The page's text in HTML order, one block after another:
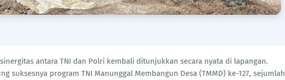
antara TNI dan Polri kembali ditunjukkan secara nyata di lapangan.
suksesnya program TNI Manunggal Membangun Desa (TMMD) ke-127, sejumlah